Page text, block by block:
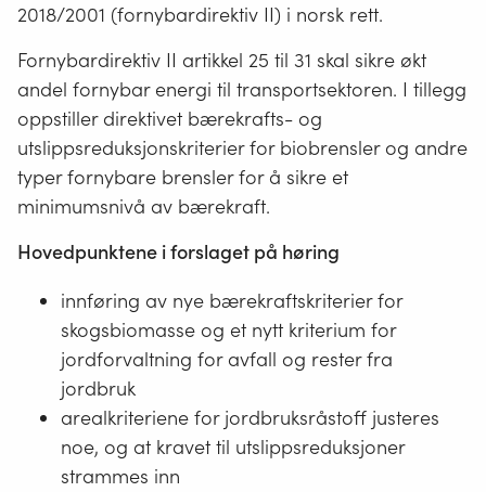
2018/2001 (fornybardirektiv II) i norsk rett.
Fornybardirektiv II artikkel 25 til 31 skal sikre økt
andel fornybar energi til transportsektoren. I tillegg
oppstiller direktivet bærekrafts- og
utslippsreduksjonskriterier for biobrensler og andre
typer fornybare brensler for å sikre et
minimumsnivå av bærekraft.
Hovedpunktene i forslaget på høring
innføring av nye bærekraftskriterier for
skogsbiomasse og et nytt kriterium for
jordforvaltning for avfall og rester fra
jordbruk
arealkriteriene for jordbruksråstoff justeres
noe, og at kravet til utslippsreduksjoner
strammes inn